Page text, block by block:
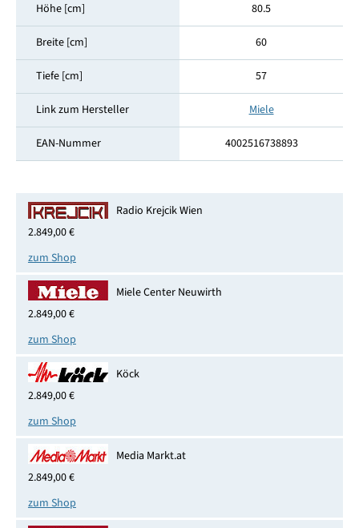
Höhe [cm] 80.5
Breite [cm] 60
Tiefe [cm] 57
Link zum Hersteller Miele
EAN-Nummer 4002516738893
Radio Krejcik Wien
2.849,00 €
zum Shop
Miele Center Neuwirth
2.849,00 €
zum Shop
Köck
2.849,00 €
zum Shop
Media Markt.at
2.849,00 €
zum Shop